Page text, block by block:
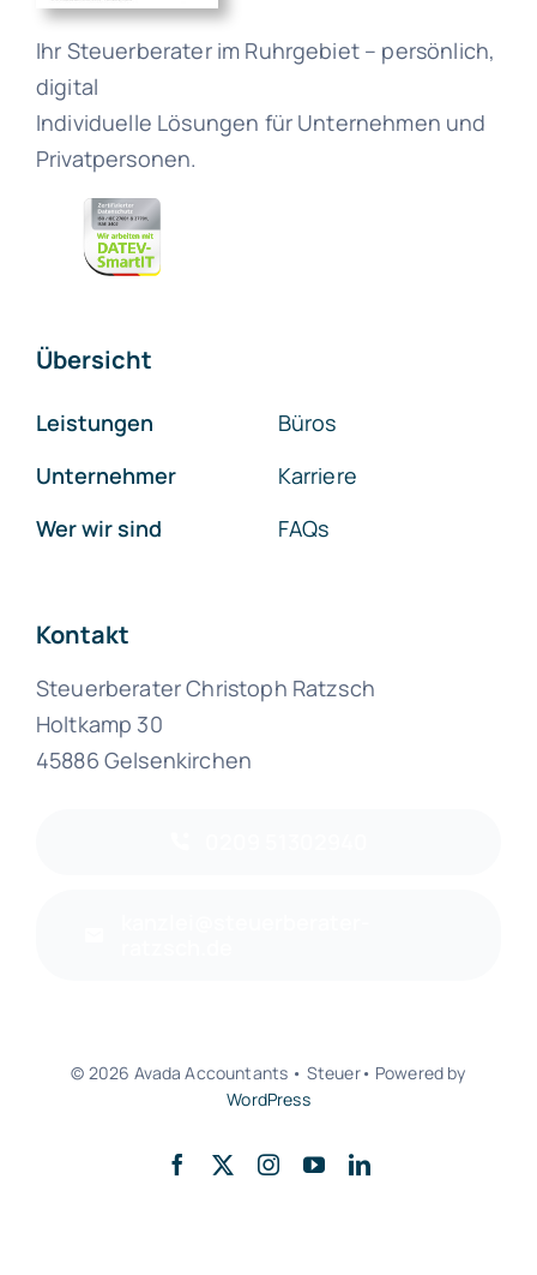
Ihr Steuerberater im Ruhrgebiet – persönlich,
digital
Individuelle Lösungen für Unternehmen und
Privatpersonen.
Übersicht
Leistungen
Unternehmer
Wer wir sind
Büros
Karriere
FAQs
Kontakt
Steuerberater Christoph Ratzsch
Holtkamp 30
45886 Gelsenkirchen
© 2026 Avada Accountants • Steuer• Powered by
WordPress